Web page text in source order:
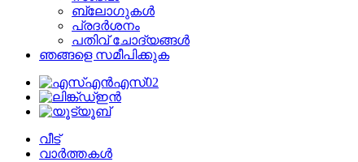
ബ്ലോഗുകൾ
പ്രദർശനം
പതിവ് ചോദ്യങ്ങൾ
ഞങ്ങളെ സമീപിക്കുക
വീട്
വാർത്തകൾ